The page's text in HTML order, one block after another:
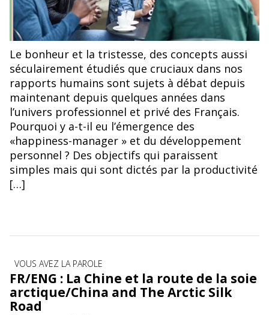
Le bonheur et la tristesse, des concepts aussi
séculairement étudiés que cruciaux dans nos
rapports humains sont sujets à débat depuis
maintenant depuis quelques années dans
l’univers professionnel et privé des Français.
Pourquoi y a-t-il eu l’émergence des
«happiness-manager » et du développement
personnel ? Des objectifs qui paraissent
simples mais qui sont dictés par la productivité
[…]
Catégories
VOUS AVEZ LA PAROLE
FR/ENG : La Chine et la route de la soie
arctique/China and The Arctic Silk
Road